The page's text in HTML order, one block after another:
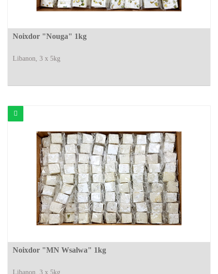
Noixdor "Nouga" 1kg
Libanon, 3 x 5kg
Noixdor "MN Wsalwa" 1kg
Libanon, 3 x 5kg